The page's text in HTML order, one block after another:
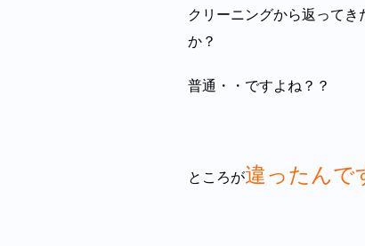
クリーニングから返って
か？
普通・・ですよね？？
ところが違ったんで